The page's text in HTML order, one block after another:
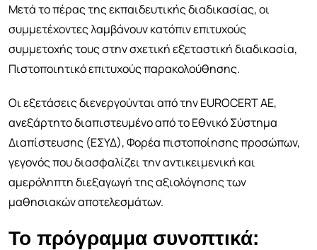
Μετά το πέρας της εκπαιδευτικής διαδικασίας, οι
συμμετέχοντες λαμβάνουν κατόπιν επιτυχούς
συμμετοχής τους στην σχετική εξεταστική διαδικασία,
Πιστοποιητικό επιτυχούς παρακολούθησης.
Οι εξετάσεις διενεργούνται από την EUROCERT AE,
ανεξάρτητο διαπιστευμένο από το Εθνικό Σύστημα
Διαπίστευσης (ΕΣΥΔ), Φορέα πιστοποίησης προσώπων,
γεγονός που διασφαλίζει την αντικειμενική και
αμερόληπτη διεξαγωγή της αξιολόγησης των
μαθησιακών αποτελεσμάτων.
Το πρόγραμμα συνοπτικά: